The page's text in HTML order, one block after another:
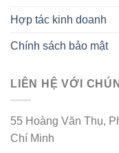
Hợp tác kinh doanh
Chính sách bảo mật
LIÊN HỆ VỚI
55 Hoàng Văn Thụ,
Chí Minh